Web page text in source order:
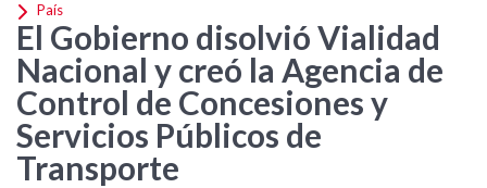
País
El Gobierno disolvió Vialidad
Nacional y creó la Agencia de
Control de Concesiones y
Servicios Públicos de
Transporte